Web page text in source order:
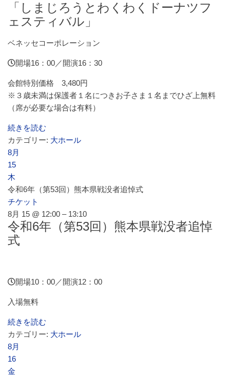
「しまじろうとわくわくドーナツフ
ェスティバル」
ベネッセコーポレーション
開場16：00／開演16：30
会館特別価格 3,480円
※３歳未満は保護者１名につきお子さま１名までひざ上無料
（席が必要な場合は有料）
続きを読む
カテゴリー: 大ホール
8月
15
木
令和6年（第53回）熊本県戦没者追悼式
チケット
8月 15 @ 12:00 – 13:10
令和6年（第53回）熊本県戦没者追悼
式
開場10：00／開演12：00
入場無料
続きを読む
カテゴリー: 大ホール
8月
16
金